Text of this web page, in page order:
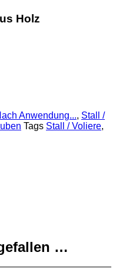
Holz
Anwendung..., Stall /
Tags Stall / Voliere,
…